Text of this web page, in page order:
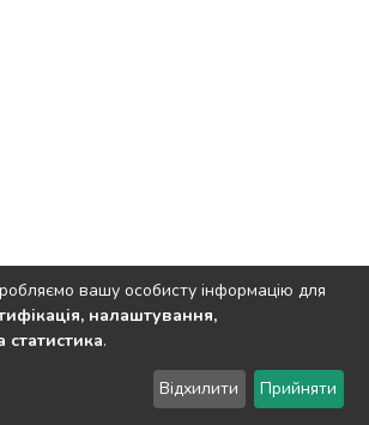
copyright © 2002-2026 LYRASIS
Cookie settings
вашу особисту інформацію для
налаштування,
.
Відхилити Прийняти